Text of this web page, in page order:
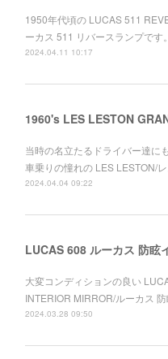
1950年代頃の LUCAS 511
ーカス 511 リバースランプです
2024.04.11 10:17
当時の名立たるドライバー達に
車乗りの憧れの LES LESTON/
2024.04.04 09:22
大変コンディションの良い
INTERIOR MIRROR/ルーカス
2024.03.28 09:50